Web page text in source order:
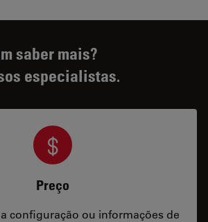
saber mais?
especialistas.
Preço
configuração ou informações de